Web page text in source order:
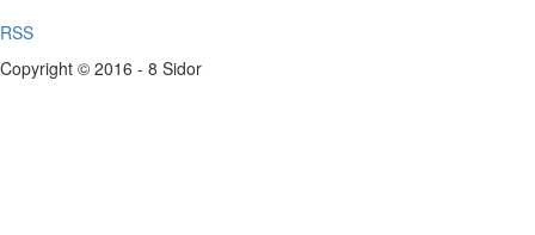
RSS
Copyright © 2016 - 8 Sidor